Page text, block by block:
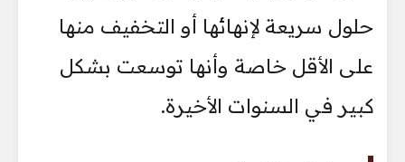
حلول سريعة لإنهائها أو التخفيف منها
على الأقل خاصة وأنها توسعت بشكل
كبير في السنوات الأخيرة.